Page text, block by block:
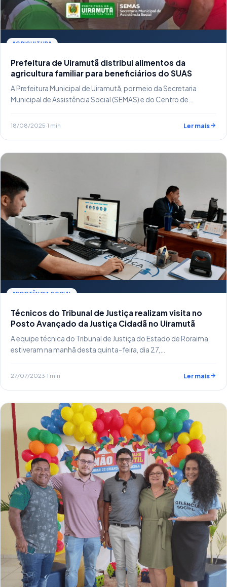
AGRICULTURA
Prefeitura de Uiramutã distribui alimentos da
agricultura familiar para beneficiários do SUAS
A Prefeitura Municipal de Uiramutã, por meio da Secretaria
Municipal de Assistência Social (SEMAS) e do Centro de…
18/08/2025·1 min Ler mais
ASSISTÊNCIA SOCIAL
Técnicos do Tribunal de Justiça realizam visita no
Posto Avançado da Justiça Cidadã no Uiramutã
A equipe técnica do Tribunal de Justiça do Estado de Roraima,
estiveram na manhã desta quinta-feira, dia 27,…
27/07/2023·1 min Ler mais